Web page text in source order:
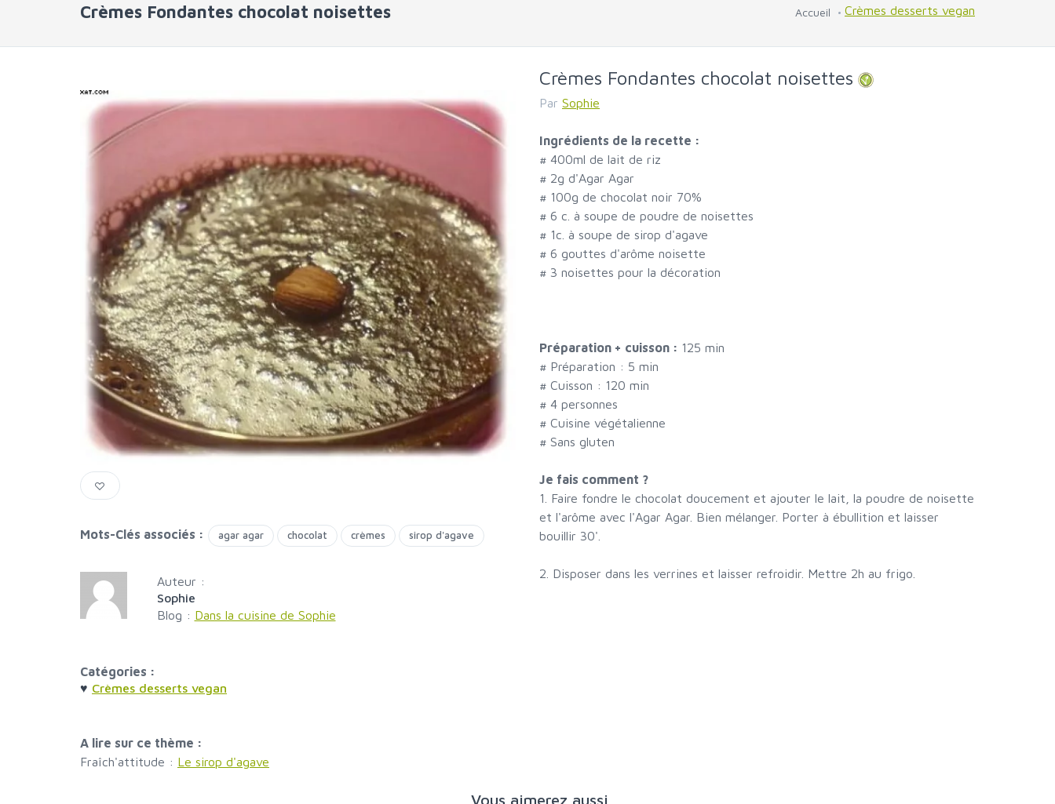
Crèmes Fondantes chocolat noisettes Accueil Crèmes desserts vegan
Mots-Clés associés : agar agar chocolat crèmes sirop d'agave
Auteur :
Sophie
Blog : Dans la cuisine de Sophie
Catégories :
♥ Crèmes desserts vegan
A lire sur ce thème :
Fraîch'attitude : Le sirop d'agave
Crèmes Fondantes chocolat noisettes
Par Sophie
Ingrédients de la recette :
# 400ml de lait de riz
# 2g d'Agar Agar
# 100g de chocolat noir 70%
# 6 c. à soupe de poudre de noisettes
# 1c. à soupe de sirop d'agave
# 6 gouttes d'arôme noisette
# 3 noisettes pour la décoration
Préparation + cuisson : 125 min
# Préparation : 5 min
# Cuisson : 120 min
# 4 personnes
# Cuisine végétalienne
# Sans gluten
Je fais comment ?
1. Faire fondre le chocolat doucement et ajouter le lait, la poudre de noisette
et l'arôme avec l'Agar Agar. Bien mélanger. Porter à ébullition et laisser
bouillir 30'.
2. Disposer dans les verrines et laisser refroidir. Mettre 2h au frigo.
Vous aimerez aussi